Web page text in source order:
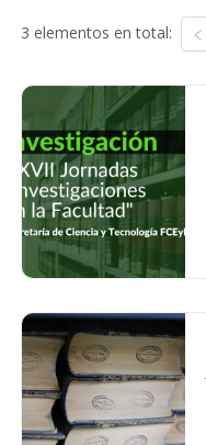
3 elementos en total: